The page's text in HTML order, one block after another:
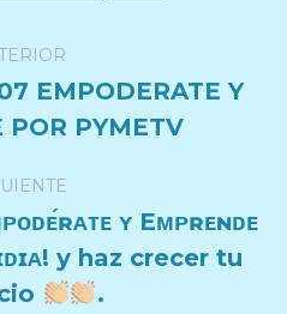
anterior:
EMPODERATE Y
POR PYMETV
Publicación
siguiente:
ʏ Eᴍᴘʀᴇɴᴅᴇ
y haz crecer tu
.